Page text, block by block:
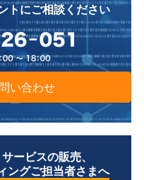
トにご相談ください
い合わせ
ービスの販売、
ングご担当者さまへ